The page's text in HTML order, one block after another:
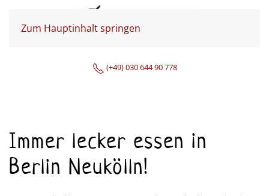
Zum Hauptinhalt springen
(+49) 030 644 90 778
Immer lecker essen in
Berlin Neukölln!